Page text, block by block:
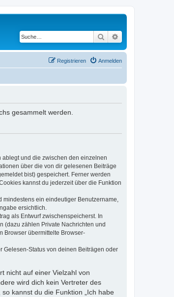
Suche
Anmelden
Registrieren
gesammelt werden.
und die zwischen den einzelnen
über die von dir gelesenen Beiträge
bist) gespeichert. Ferner werden
kannst du jederzeit über die Funktion
ein eindeutiger Benutzername,
ersichtlich.
als Entwurf zwischenspeicherst. In
(dazu zählen Private Nachrichten und
Browser übermittelte Browser-
Gelesen-Status von deinen Beiträgen oder
nicht auf einer Vielzahl von
wird dich kein Vertreter des
kannst du die Funktion „Ich habe